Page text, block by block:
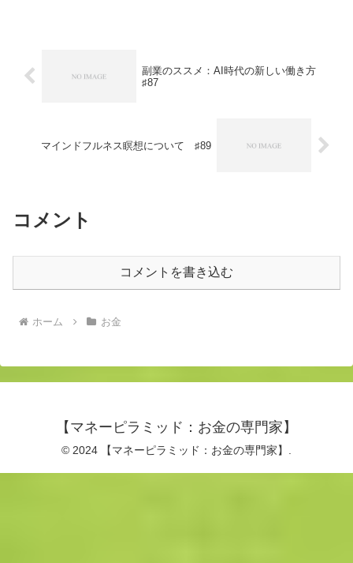
副業のススメ：AI時代の新しい働き方
♯87
マインドフルネス瞑想について ♯89
コメント
コメントを書き込む
ホーム お金
【マネーピラミッド：お金の専門家】
© 2024 【マネーピラミッド：お金の専門家】.